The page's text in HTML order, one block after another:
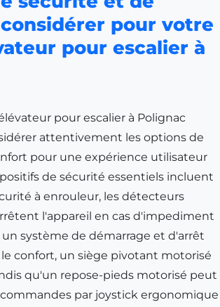
pour votre
pour escalier à
pour escalier à Polignac
attentivement les options de
pour une expérience utilisateur
de sécurité essentiels incluent
à enrouleur, les détecteurs
l'appareil en cas d'impediment
système de démarrage et d'arrêt
le confort, un siège pivotant motorisé
qu'un repose-pieds motorisé peut
par joystick ergonomique